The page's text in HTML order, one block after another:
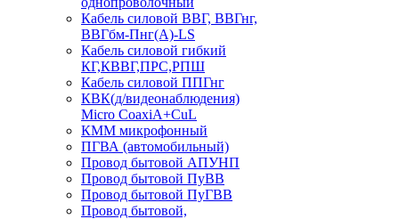
Кабель силовой ВВГ, ВВГнг,
ВВГбм-Пнг(А)-LS
Кабель силовой гибкий
КГ,КВВГ,ПРС,РПШ
Кабель силовой ППГнг
КВК(д/видеонаблюдения)
Micro CoaxiA+CuL
КММ микрофонный
ПГВА (автомобильный)
Провод бытовой АПУНП
Провод бытовой ПуВВ
Провод бытовой ПуГВВ
Провод бытовой,